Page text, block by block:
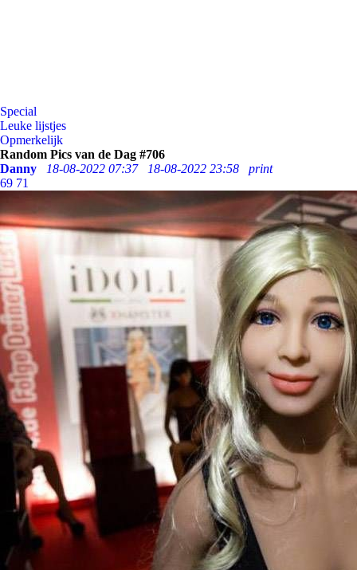
Special
Leuke lijstjes
Opmerkelijk
Random Pics van de Dag #706
Danny
18-08-2022 07:37 18-08-2022 23:58
print
69 71